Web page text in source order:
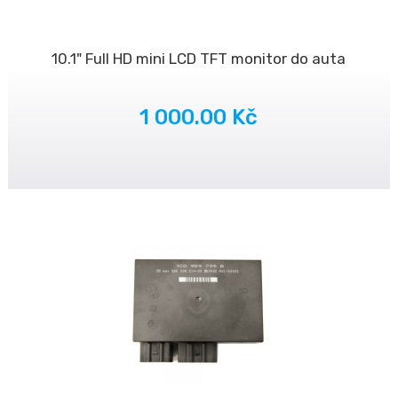
10.1" Full HD mini LCD TFT monitor do auta
1 000.00 Kč